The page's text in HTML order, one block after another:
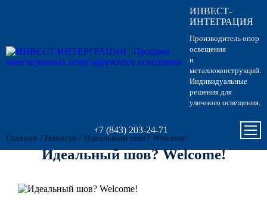
ИНВЕСТ-
ИНТЕГРАЦИЯ
Производитель опор
освещения
и
металлоконструкций.
Индивидуальные
решения для
уличного освещения.
+7 (843) 203-24-71
Несиловые
Силовые опоры
Светофорные
Кронштейны для уличного
освещения
Кронштейны
светильников
Кронштейны
светильников
Кронштейны
светильников
Кронштейны
Парковые опоры
Парковые
Антивандальные
питающие посты
МАФ (малые архитектурные
формы)
Главная / Новости / Идеальный шов? Welcome!
Идеальный шов? Welcome!